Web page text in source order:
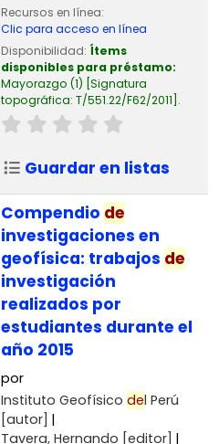
Recursos en línea:
Clic para acceso en línea
Disponibilidad: Ítems
disponibles para préstamo:
Mayorazgo (1) Signatura
topográfica: T/551.22/F62/2011 .
Guardar en listas
Compendio de
investigaciones en
geofísica: trabajos de
investigación
realizados por
estudiantes durante el
año 2015
por
Instituto Geofísico del Perú
[autor]
Tavera, Hernando [editor]